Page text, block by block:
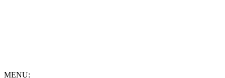
MENU: